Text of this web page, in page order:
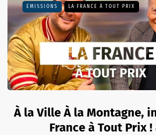
EMISSIONS LA FRANCE À TOUT PRIX
À la Ville À la Montagne,
France à Tout Prix !